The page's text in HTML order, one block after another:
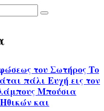
του Σωτήρος Το
πάλι Ευχή εις τον
Μπούσια
και